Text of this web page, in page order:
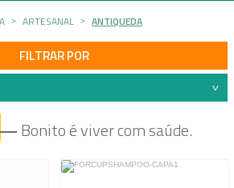
ARTESANAL ANTIQUEDA
FILTRAR POR
Bonito é viver com saúde.